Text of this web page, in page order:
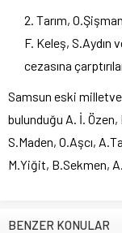
Tarım,
F. Keleş, S.Aydın
cezasına
Samsun eski
bulunduğu A. İ.
S.Maden, O.Aşcı,
M.Yiğit, B.Sekmen,
BENZER KONULAR